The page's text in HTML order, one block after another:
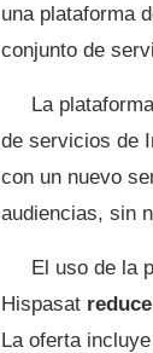
una plataforma
conjunto de
La
de servicios de
con un nuevo
audiencias, sin
El uso de la
Hispasat
La oferta